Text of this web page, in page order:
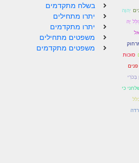
בשלח מתקדמים
יתרו מתחילים
יתרו מתקדמים
משפטים מתחילים
משפטים מתקדמים
יְהוָה
יָהּ
סוכות
פנים
בְּכֹרִי
כי